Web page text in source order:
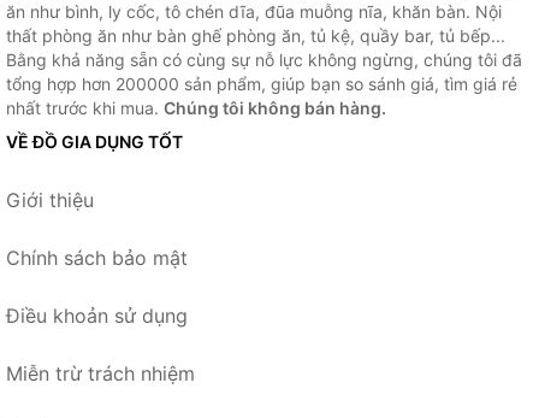
ăn như bình, ly cốc, tô chén dĩa, đũa muỗng nĩa, khăn bàn. Nội
thất phòng ăn như bàn ghế phòng ăn, tủ kệ, quầy bar, tủ bếp...
Bằng khả năng sẵn có cùng sự nỗ lực không ngừng, chúng tôi đã
tổng hợp hơn 200000 sản phẩm, giúp bạn so sánh giá, tìm giá rẻ
nhất trước khi mua. Chúng tôi không bán hàng.
VỀ ĐỒ GIA DỤNG TỐT
Giới thiệu
Chính sách bảo mật
Điều khoản sử dụng
Miễn trừ trách nhiệm